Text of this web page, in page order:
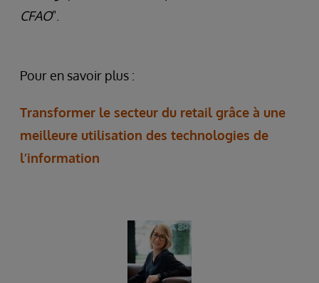
CFAO".
Pour en savoir plus :
Transformer le secteur du retail grâce à une
meilleure utilisation des technologies de
l’information